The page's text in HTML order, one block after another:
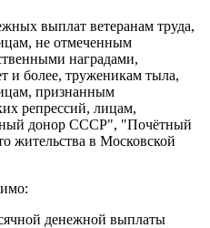
выплат ветеранам труда,
не отмеченным
наградами,
и более, труженикам тыла,
признанным
репрессий, лицам,
донор СССР", "Почётный
жительства в Московской
денежной выплаты